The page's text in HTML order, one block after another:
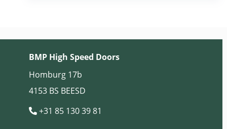
BMP High Speed Doors
Homburg 17b
4153 BS BEESD
+31 85 130 39 81